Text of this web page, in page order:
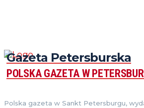
Gazeta Petersburska
POLSKA GAZETA W
Polska gazeta w Sankt Petersburgu,